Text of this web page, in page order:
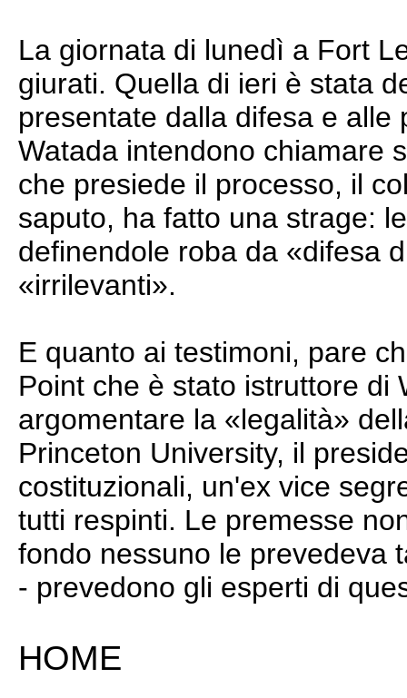
La giornata di lunedì a Fort
giurati. Quella di ieri è stata
presentate dalla difesa e
Watada intendono chiamare
che presiede il processo, il
saputo, ha fatto una strage:
definendole roba da «difesa
«irrilevanti».
E quanto ai testimoni, pare
Point che è stato istruttore di
argomentare la «legalità»
Princeton University, il
costituzionali, un'ex vice
tutti respinti. Le premesse
fondo nessuno le prevedeva
- prevedono gli esperti di
HOME